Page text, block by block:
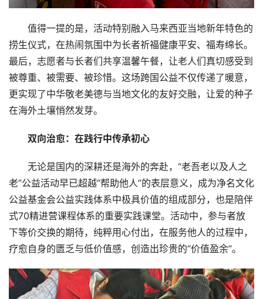
车
地
产
创
业
圈
资
商
学
院
值得一提的是，活动特别融入马来西亚当地新年特色的
捞生仪式，在热闹氛围中为长者祈福健康平安、福寿绵长。
最后，志愿者与长者们共享温馨午餐，让老人们真切感受到
被尊重、被需要、被珍惜。这场跨国公益不仅传递了暖意，
更实现了中华敬老美德与当地文化的友好交融，让爱的种子
在海外土壤悄然发芽。
双向治愈：在践行中传承初心
无论是国内的深耕还是海外的奔赴，“老吾老以及人之
老”公益活动早已超越“帮助他人”的表层意义，成为净名文化
公益基金会公益实践体系中极具价值的组成部分，也是陪伴
式70精进营课程体系的重要实践课堂。活动中，参与者放
下等价交换的期待，纯粹用心付出，在服务他人的过程中，
疗愈自身的匮乏与低价值感，创造出珍贵的“价值盈余”。